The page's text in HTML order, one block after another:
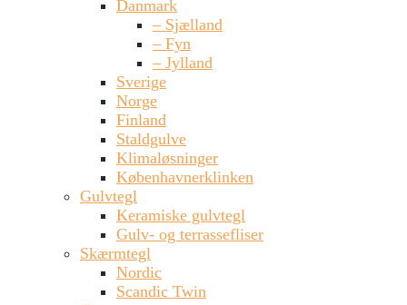
Danmark
– Sjælland
– Fyn
– Jylland
Sverige
Norge
Finland
Staldgulve
Klimaløsninger
Københavnerklinken
Gulvtegl
Keramiske gulvtegl
Gulv- og terrassefliser
Skærmtegl
Nordic
Scandic Twin